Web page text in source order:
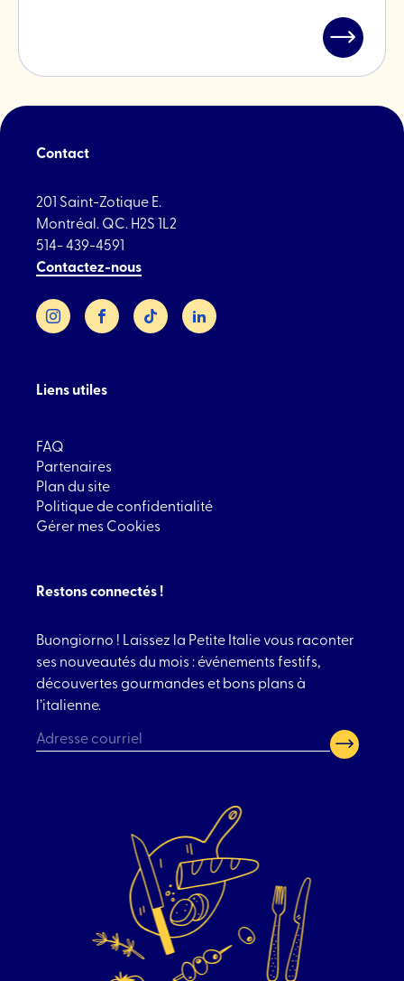
Contact
201 Saint-Zotique E.
Montréal. QC. H2S 1L2
514- 439-4591
Contactez-nous
InstagramFacebookTikTok LinkedIn
Liens utiles
FAQ
Partenaires
Plan du site
Politique de confidentialité
Gérer mes Cookies
Restons connectés !
Buongiorno ! Laissez la Petite Italie vous raconter
ses nouveautés du mois : événements festifs,
découvertes gourmandes et bons plans à
l’italienne.